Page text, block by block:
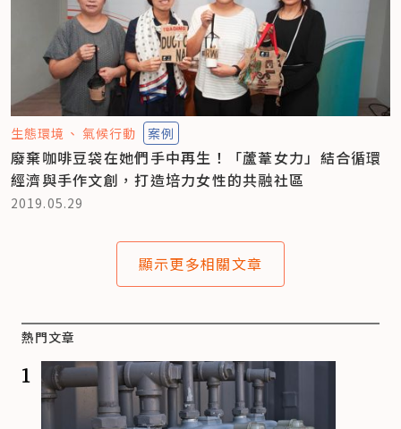
生態環境 氣候行動 案例
廢棄咖啡豆袋在她們手中再生！「蘆葦女力」結合循環
經濟與手作文創，打造培力女性的共融社區
2019.05.29
顯示更多相關文章
熱門文章
1